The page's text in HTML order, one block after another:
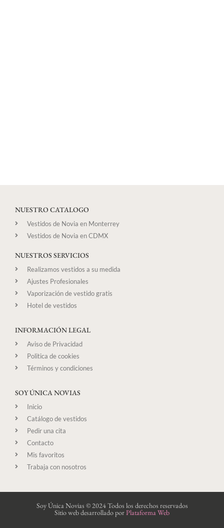
NUESTRO CATALOGO
Vestidos de Novia en Monterrey
Vestidos de Novia en CDMX
NUESTROS SERVICIOS
Realizamos vestidos a su medida
Ajustes Profesionales
Vaporización de vestido gratis
Hotel de vestidos
INFORMACIÓN LEGAL
Aviso de Privacidad
Politica de cookies
Términos y condiciones
SOY ÚNICA NOVIAS
Inicio
Catálogo de vestidos
Pedir una cita
Contacto
Mis favoritos
Trabaja con nosotros
Soy Única Novias © 2024 Todos los derechos reservados
Sitio web desarrollado porPlataforma Web